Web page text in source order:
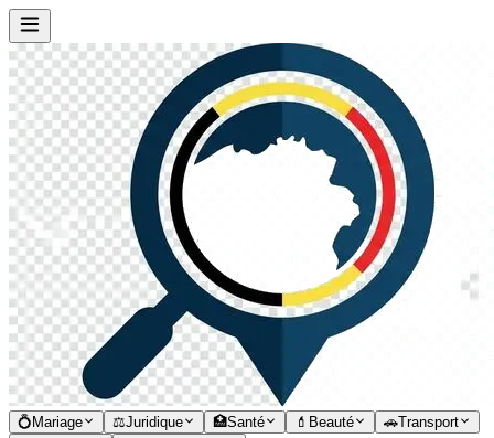
💍 Mariage ⚖️Juridique 🏥Santé 💄 Beauté 🚗Transport